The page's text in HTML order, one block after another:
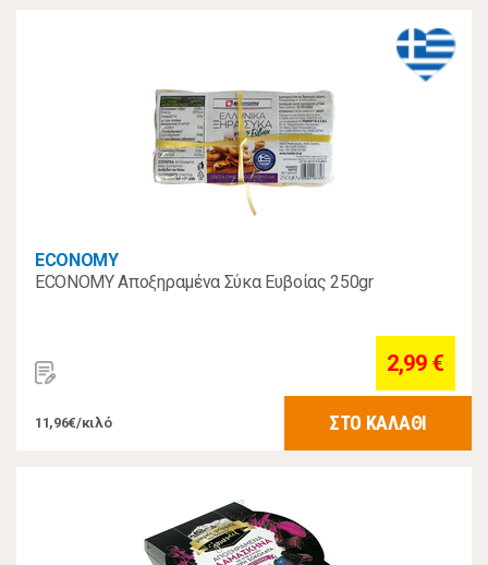
ECONOMY
ECONOMY Αποξηραμένα Σύκα Ευβοίας 250gr
2,99 €
11,96€/κιλό ΣΤΟ ΚΑΛΑΘΙ